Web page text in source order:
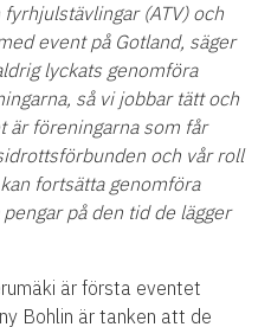
(ATV) och
event på Gotland, säger
lyckats genomföra
så vi jobbar tätt och
är föreningarna som får
och vår roll
fortsätta genomföra
på den tid de lägger
är första eventet
Bohlin är tanken att de